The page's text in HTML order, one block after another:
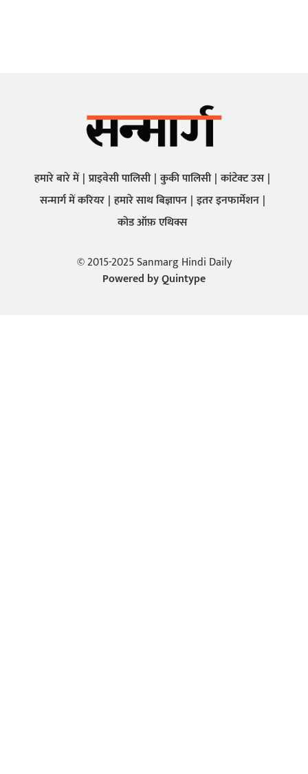
हमारे बारे में प्राइवेसी पालिसी कुकी पालिसी कांटेक्ट उस
सन्मार्ग में करियर हमारे साथ बिज्ञापन इतर इनफार्मेशन
कोड ऑफ़ एथिक्स
© 2015-2025 Sanmarg Hindi Daily
Powered byQuintype